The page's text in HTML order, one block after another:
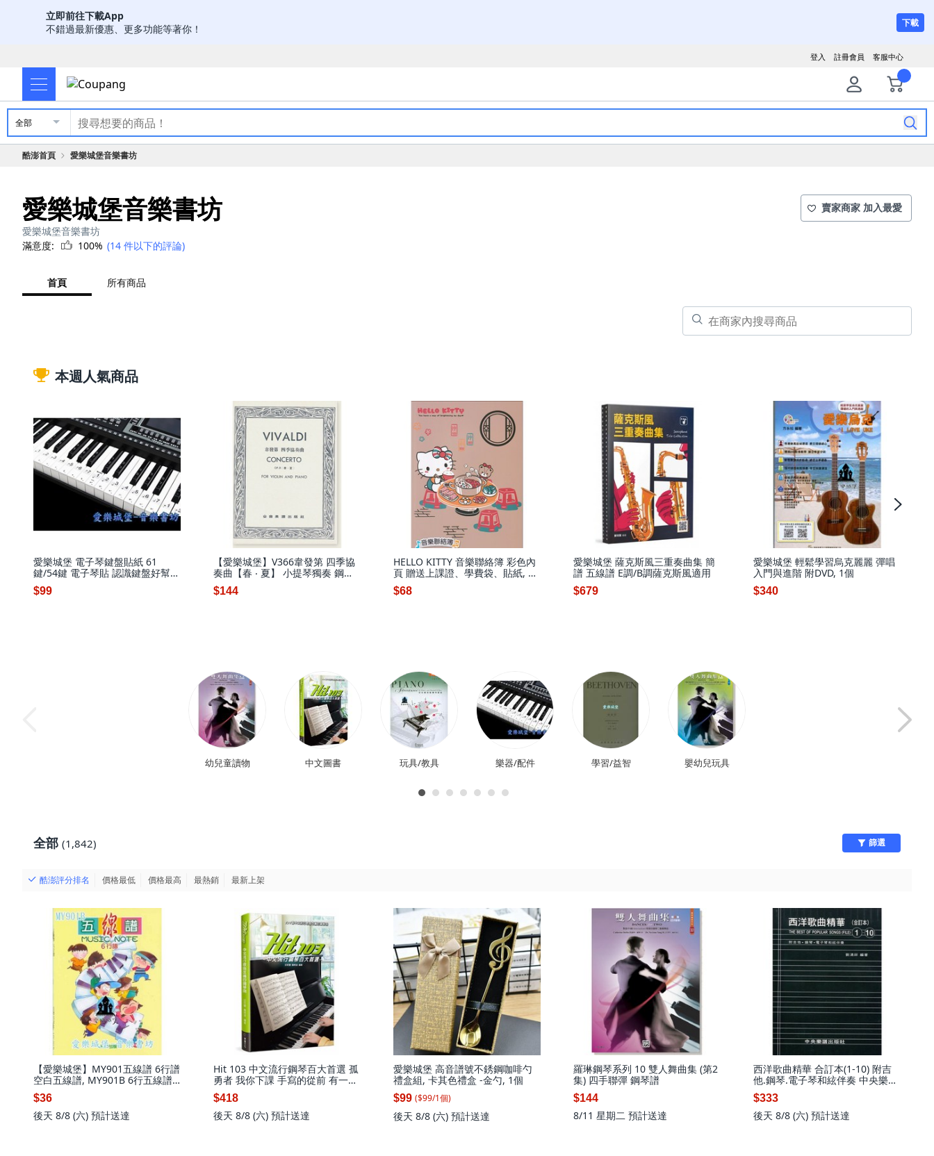
立即前往下載App
不錯過最新優惠、更多功能等著你！
下載
客服中心
註冊會員
登入
全部
酷澎首頁 愛樂城堡音樂書坊
愛樂城堡音樂書坊
愛樂城堡音樂書坊
滿意度:
100% (14 件以下的評論)
賣家商家 加入最愛
首頁 所有商品
本週人氣商品
愛樂城堡 電子琴鍵盤貼紙 61
鍵/54鍵 電子琴貼 認識鍵盤好幫
手, 1個, 透明電子琴鍵盤貼紙
$99
【愛樂城堡】V366韋發第 四季協
奏曲【春 ‧ 夏】 小提琴獨奏 鋼琴
伴奏譜 全音樂譜出版
$144
HELLO KITTY 音樂聯絡簿 彩色內
頁 贈送上課證、學費袋、貼紙, 1
個, 聯絡簿
$68
愛樂城堡 薩克斯風三重奏曲集 簡
譜 五線譜 E調/B調薩克斯風適用
$679
愛樂城堡 輕鬆學習烏克麗麗 彈唱
入門與進階 附DVD, 1個
$340
幼兒童讀物 中文圖書 玩具/教具 樂器/配件 學習/益智 嬰幼兒玩具
全部 (1,842) 篩選
酷澎評分排名 價格最低 價格最高 最熱銷 最新上架
【愛樂城堡】MY901五線譜 6行譜
空白五線譜, MY901B 6行五線譜
黃色
$36
後天 8/8 (六) 預計送達
Hit 103 中文流行鋼琴百大首選 孤
勇者 我你下課 手寫的從前 有一種
悲傷 五線譜版 麥書文化
$418
後天 8/8 (六) 預計送達
愛樂城堡 高音譜號不銹鋼咖啡勺
禮盒組, 卡其色禮盒 -金勺, 1個
$99 ($99/1個)
後天 8/8 (六) 預計送達
羅琳鋼琴系列 10 雙人舞曲集 (第2
集) 四手聯彈 鋼琴譜
$144
8/11 星期二 預計送達
西洋歌曲精華 合訂本(1-10) 附吉
他.鋼琴.電子琴和絃伴奏 中央樂譜
出版社
$333
後天 8/8 (六) 預計送達